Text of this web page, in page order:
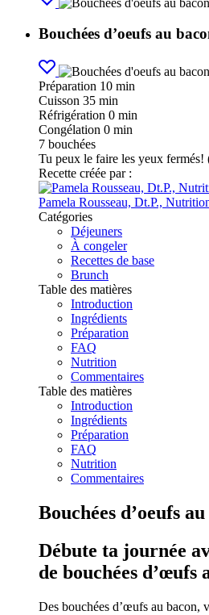
Bouchées d’oeufs au
Préparation 10 min
Cuisson 35 min
Réfrigération 0 min
Congélation 0 min
7 bouchées
Tu peux le faire les yeux fermés!
Recette créée par :
Pamela Rousseau, Dt.P.,
Catégories
Déjeuners
À congeler
Recettes de base
Brunch
Table des matières
Introduction
Ingrédients
Préparation
FAQ
Nutrition
Commentaires
Table des matières
Introduction
Ingrédients
Préparation
FAQ
Nutrition
Commentaires
Bouchées d’oeufs
Débute ta journée
de bouchées d’œufs
Des bouchées d’œufs au bacon,